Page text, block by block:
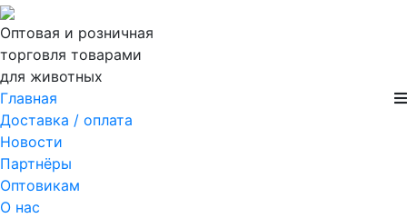
Оптовая и розничная
торговля товарами
для животных
Главная
Доставка / оплата
Новости
Партнёры
Оптовикам
О нас